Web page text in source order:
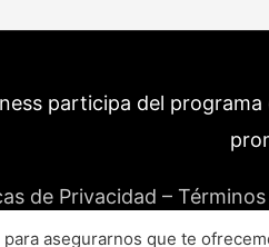
participa del
de Privacidad –
asegurarnos que te